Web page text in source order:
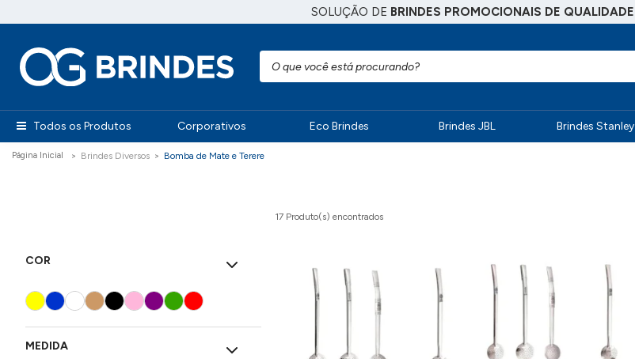
SOLUÇÃO DE BRINDES PROMOCIONAIS DE QUALIDADE
Todos os Produtos Corporativos Eco Brindes Brindes JBL Brindes Stanley
Brindes Diversos Bomba de Mate e Terere
COR
MEDIDA
17 Produto(s) encontrados